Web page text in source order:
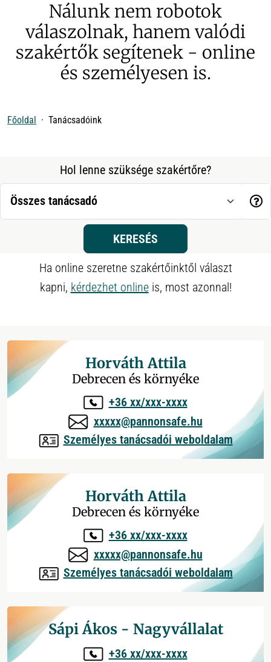
Nálunk nem robotok
válaszolnak, hanem valódi
szakértők segítenek - online
és személyesen is.
Főoldal Tanácsadóink
Hol lenne szüksége szakértőre?
KERESÉS
Ha online szeretne szakértőinktől választ
kapni, kérdezhet onlineis, most azonnal!
Horváth Attila
Debrecen és környéke
+36 xx/xxx-xxxx
xxxxx@pannonsafe.hu
Személyes tanácsadói weboldalam
Horváth Attila
Debrecen és környéke
+36 xx/xxx-xxxx
xxxxx@pannonsafe.hu
Személyes tanácsadói weboldalam
Sápi Ákos - Nagyvállalat
+36 xx/xxx-xxxx